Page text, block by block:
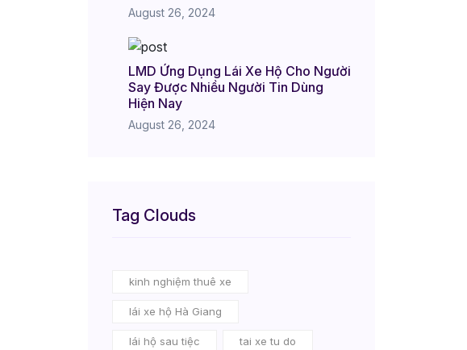
August 26, 2024
LMD Ứng Dụng Lái Xe Hộ Cho Người
Say Được Nhiều Người Tin Dùng
Hiện Nay
August 26, 2024
Tag Clouds
kinh nghiệm thuê xe
lái xe hộ Hà Giang
lái hộ sau tiệc tai xe tu do